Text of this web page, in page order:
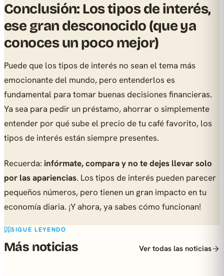
Conclusión: Los tipos de interés,
ese gran desconocido (que ya
conoces un poco mejor)
Puede que los tipos de interés no sean el tema más
emocionante del mundo, pero entenderlos es
fundamental para tomar buenas decisiones financieras.
Ya sea para pedir un préstamo, ahorrar o simplemente
entender por qué sube el precio de tu café favorito, los
tipos de interés están siempre presentes.
Recuerda: infórmate, compara y no te dejes llevar solo
por las apariencias. Los tipos de interés pueden parecer
pequeños números, pero tienen un gran impacto en tu
economía diaria. ¡Y ahora, ya sabes cómo funcionan!
SIGUE LEYENDO
Más noticias Ver todas las noticias